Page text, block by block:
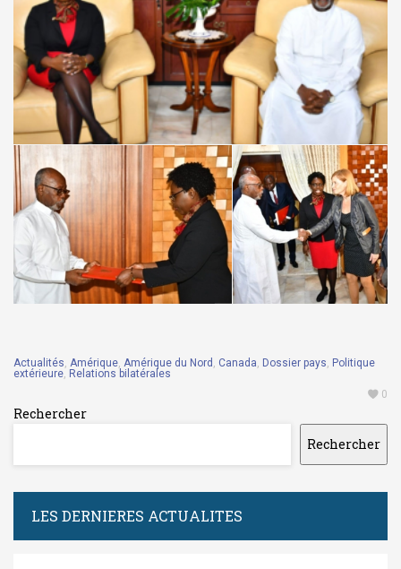
Actualités Amérique Amérique du Nord Canada Dossier pays Politique
extérieure Relations bilatérales
0
Rechercher
Rechercher
LES DERNIERES ACTUALITES